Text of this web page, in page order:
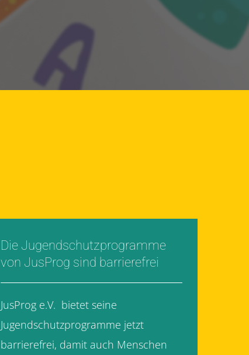
Die Jugendschutzprogramme
von JusProg sind barrierefrei
JusProg e.V. bietet seine
Jugendschutzprogramme jetzt
barrierefrei, damit auch Menschen